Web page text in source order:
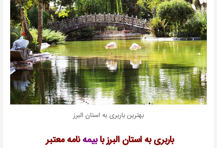
بهترین باربری به استان البرز
باربری به استان البرز بابیمهنامه معتبر